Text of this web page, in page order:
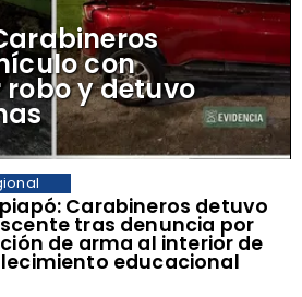
Carabineros detuvo
tras denuncia por
de arma al interior de
educacional
con
y detuvo